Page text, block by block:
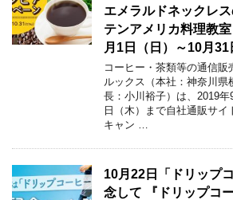
エメラルドネックレ
テンアメリカ料理教
月1日（日）～10月31
コーヒー・茶類等の通信
ルックス（本社：神奈川県
長：小川裕子）は、2019年
日（木）まで自社通販サイ
キャン …
10月22日「ドリップ
念して 『ドリップコ